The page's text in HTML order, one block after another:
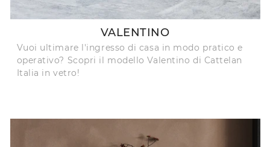
VALENTINO
Vuoi ultimare l'ingresso di casa in modo pratico e
operativo? Scopri il modello Valentino di Cattelan
Italia in vetro!